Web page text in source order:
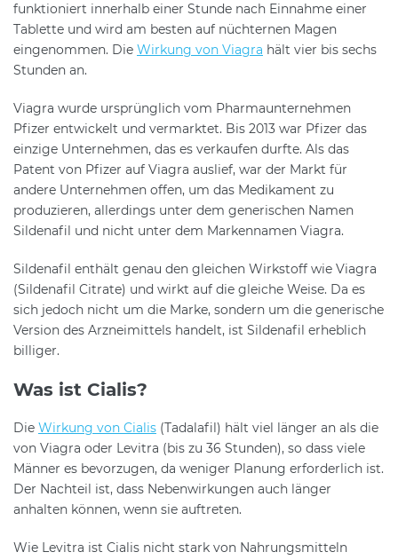
funktioniert innerhalb einer Stunde nach Einnahme einer
Tablette und wird am besten auf nüchternen Magen
eingenommen. Die Wirkung von Viagra hält vier bis sechs
Stunden an.
Viagra wurde ursprünglich vom Pharmaunternehmen
Pfizer entwickelt und vermarktet. Bis 2013 war Pfizer das
einzige Unternehmen, das es verkaufen durfte. Als das
Patent von Pfizer auf Viagra auslief, war der Markt für
andere Unternehmen offen, um das Medikament zu
produzieren, allerdings unter dem generischen Namen
Sildenafil und nicht unter dem Markennamen Viagra.
Sildenafil enthält genau den gleichen Wirkstoff wie Viagra
(Sildenafil Citrate) und wirkt auf die gleiche Weise. Da es
sich jedoch nicht um die Marke, sondern um die generische
Version des Arzneimittels handelt, ist Sildenafil erheblich
billiger.
Was ist Cialis?
Die Wirkung von Cialis (Tadalafil) hält viel länger an als die
von Viagra oder Levitra (bis zu 36 Stunden), so dass viele
Männer es bevorzugen, da weniger Planung erforderlich ist.
Der Nachteil ist, dass Nebenwirkungen auch länger
anhalten können, wenn sie auftreten.
Wie Levitra ist Cialis nicht stark von Nahrungsmitteln